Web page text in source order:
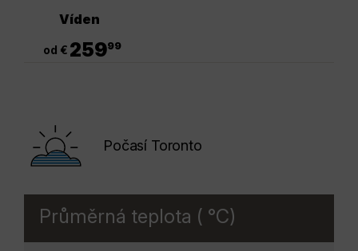
Víden
od € 25999
Počasí Toronto
Průměrná teplota ( °C)